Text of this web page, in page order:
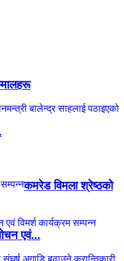
कमरेड विमला श्रेष्ठको
एवं...